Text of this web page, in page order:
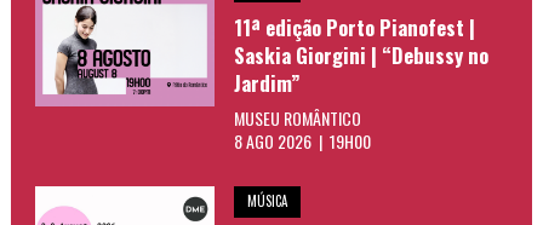
11ª edição Porto Pianofest |
Saskia Giorgini | “Debussy no
Jardim”
MUSEU ROMÂNTICO
8 AGO 2026 | 19H00
MÚSICA